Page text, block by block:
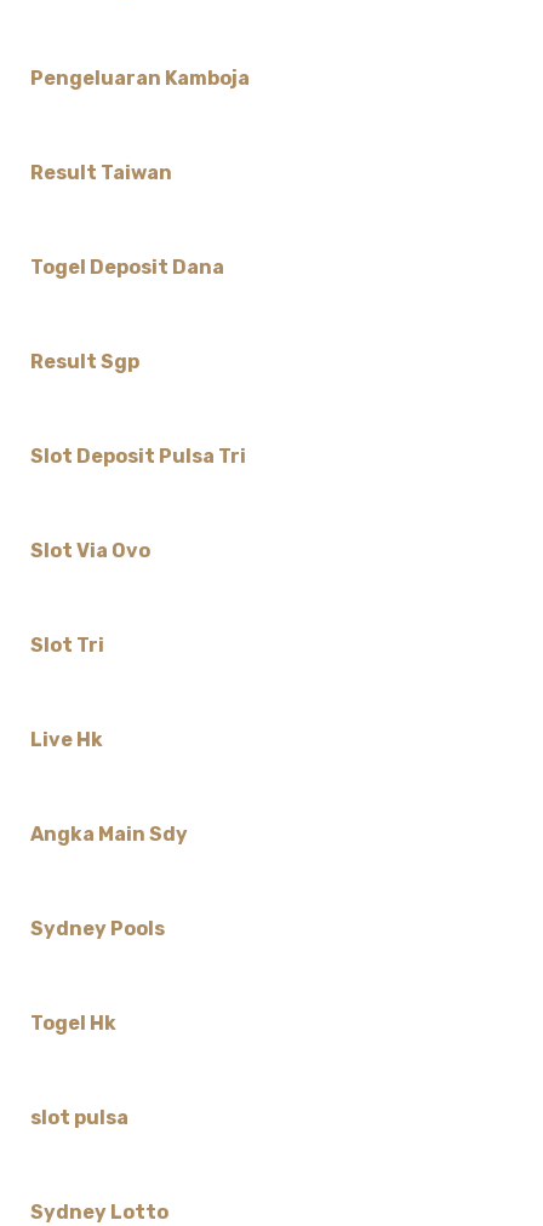
Pengeluaran Kamboja
Result Taiwan
Togel Deposit Dana
Result Sgp
Slot Deposit Pulsa Tri
Slot Via Ovo
Slot Tri
Live Hk
Angka Main Sdy
Sydney Pools
Togel Hk
slot pulsa
Sydney Lotto